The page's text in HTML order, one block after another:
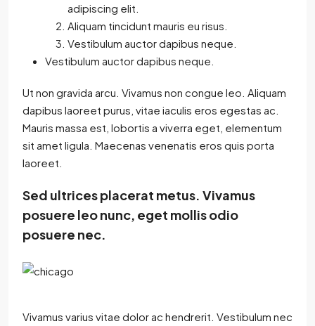
adipiscing elit.
Aliquam tincidunt mauris eu risus.
Vestibulum auctor dapibus neque.
Vestibulum auctor dapibus neque.
Ut non gravida arcu. Vivamus non congue leo. Aliquam
dapibus laoreet purus, vitae iaculis eros egestas ac.
Mauris massa est, lobortis a viverra eget, elementum
sit amet ligula. Maecenas venenatis eros quis porta
laoreet.
Sed ultrices placerat metus. Vivamus
posuere leo nunc, eget mollis odio
posuere nec.
Vivamus varius vitae dolor ac hendrerit. Vestibulum nec